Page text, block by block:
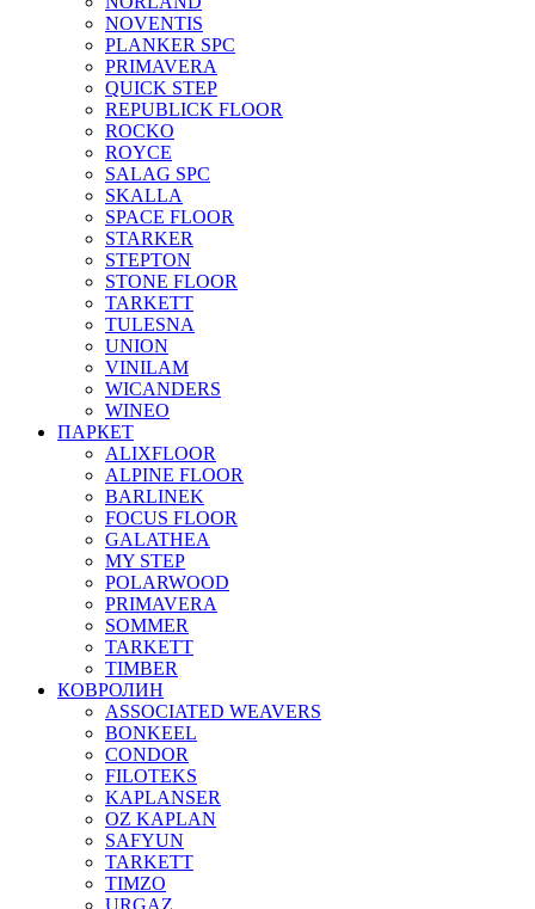
NOVENTIS
PLANKER SPC
PRIMAVERA
QUICK STEP
REPUBLICK FLOOR
ROCKO
ROYCE
SALAG SPC
SKALLA
SPACE FLOOR
STARKER
STEPTON
STONE FLOOR
TARKETT
TULESNA
UNION
VINILAM
WICANDERS
WINEO
ПАРКЕТ
ALIXFLOOR
ALPINE FLOOR
BARLINEK
FOCUS FLOOR
GALATHEA
MY STEP
POLARWOOD
PRIMAVERA
SOMMER
TARKETT
TIMBER
КОВРОЛИН
ASSOCIATED WEAVERS
BONKEEL
CONDOR
FILOTEKS
KAPLANSER
OZ KAPLAN
SAFYUN
TARKETT
TIMZO
URGAZ